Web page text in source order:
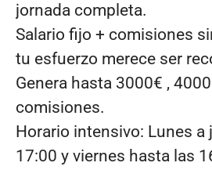
jornada completa.
Salario fijo + comisiones
tu esfuerzo merece ser
Genera hasta 3000€ ,
comisiones.
Horario intensivo: Lunes a
17:00 y viernes hasta las